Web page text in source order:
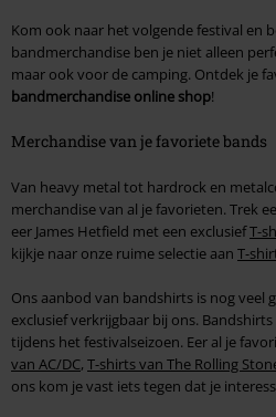
Kom ook naar het volgende festival en
bandmerchandise ben je niet alleen
maar ook voor de camping. Ontdek je
bandmerchandise online shop!
Merchandise van je favoriete bands
Van heavy metal tot hardrock en
merchandise van al je favorieten. Trek
eer James Hetfield met een exclusiefT-
kijkje naar onze ruime selectie aan T-
Ons aanbod van bandshirts is nog veel
exclusief verkrijgbaar bij ons.
tijdens het festivalseizoen. Eer al je
van AC/DC, T-shirts van The Rolling
ons kom je vast iets tegen dat je